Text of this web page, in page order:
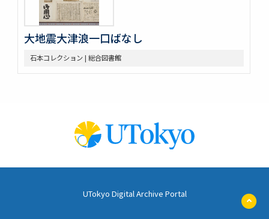
大地震大津浪一口ばなし
石本コレクション | 総合図書館
UTokyo Digital Archive Portal
ペ